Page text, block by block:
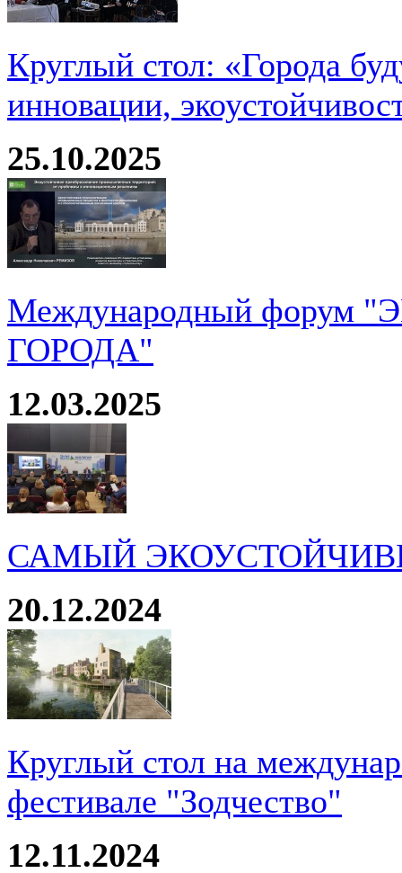
Круглый стол: «Города
инновации,
25.10.2025
Международный
ГОРОДА"
12.03.2025
САМЫЙ
20.12.2024
Круглый стол на
фестивале "Зодчество"
12.11.2024